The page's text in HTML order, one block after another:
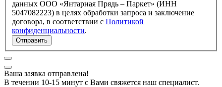
данных ООО «Янтарная Прядь – Паркет» (ИНН
5047082223) в целях обработки запроса и заключение
договора, в соответствии с Политикой
конфиденциальности.
Отправить
Ваша заявка отправлена!
В течении 10-15 минут с Вами свяжется наш специалист.